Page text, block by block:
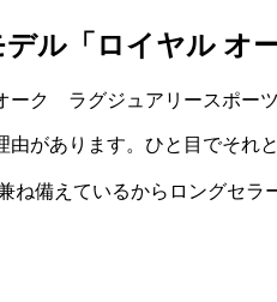
ル「ロイヤル オ
があります。ひと目でそれ
ね備えているからロングセラ